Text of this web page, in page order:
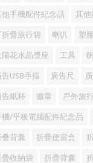
他手機配件紀念品 其他
折疊旅行袋 喇叭 塑
陽花水晶獎座 工具
告USB手指 廣告尺
告紙杯 徽章 戶外旅
機/平板電腦配件紀念品
叠背囊 折疊便當盒
疊收納袋 折疊背囊